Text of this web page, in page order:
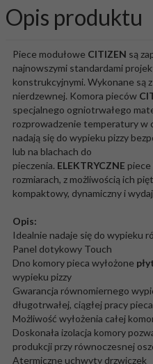
Opis produktu
Piece modułowe CITIZEN są
najnowszymi standardami
konstrukcyjnymi. Wykonane są
nierdzewnej. Komora pieców
specjalnego ogniotrwałego
rozprowadzenie temperatury w
nadają się do wypieku pizzy
lub na blachach do
pieczenia. ELEKTRYCZNE piece
rozmiarach, z możliwością ich
kompaktowy, dynamiczny i
Opis:
Idealnie nadaje się do wypieku
Panel dotykowy Touch
Dno komory pieca wyłożone
wypieku pizzy
Gwarancja równomiernego
długotrwałej, ciągłej pracy pieca
Możliwość wyłożenia całej
Doskonała izolacja komory
produkcji przy równoczesnej
Atermiczne uchwyty drzwiczek